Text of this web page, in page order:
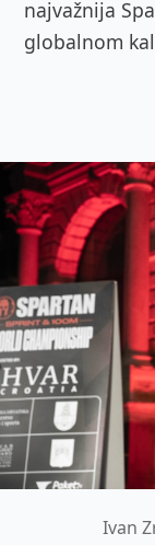
najvažnija
globalnom
Ivan